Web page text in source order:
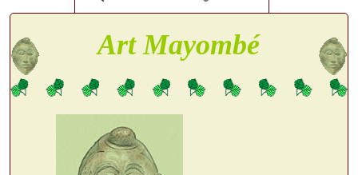
Art Mayombé